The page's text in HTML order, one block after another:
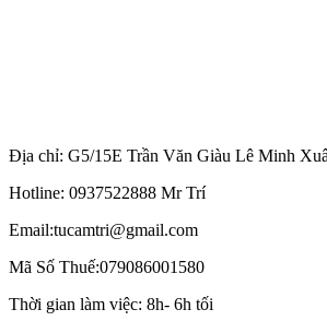
Địa chỉ: G5/15E Trần Văn Giàu Lê Minh
Hotline: 0937522888 Mr Trí
Email:tucamtri@gmail.com
Mã Số Thuế:079086001580
Thời gian làm việc: 8h- 6h tối